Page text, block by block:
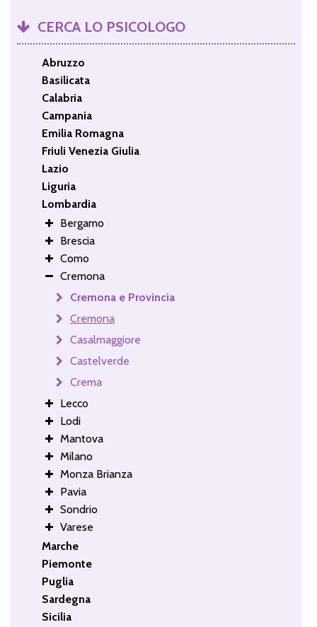
CERCA LO PSICOLOGO
Abruzzo
Basilicata
Calabria
Campania
Emilia Romagna
Friuli Venezia Giulia
Lazio
Liguria
Lombardia
Bergamo
Brescia
Como
Cremona
Cremona e Provincia
Cremona
Casalmaggiore
Castelverde
Crema
Lecco
Lodi
Mantova
Milano
Monza Brianza
Pavia
Sondrio
Varese
Marche
Piemonte
Puglia
Sardegna
Sicilia